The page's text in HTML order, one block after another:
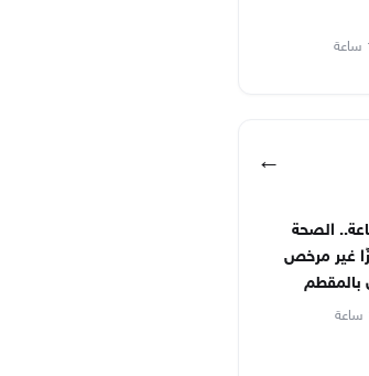
←
× 24 ساعة.. الصحة
مركزًا غير مرخص
بالمقطم